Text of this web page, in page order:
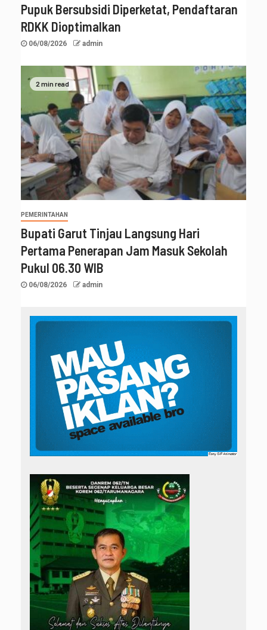
Pupuk Bersubsidi Diperketat, Pendaftaran
RDKK Dioptimalkan
06/08/2026 admin
2 min read
PEMERINTAHAN
Bupati Garut Tinjau Langsung Hari
Pertama Penerapan Jam Masuk Sekolah
Pukul 06.30 WIB
06/08/2026 admin